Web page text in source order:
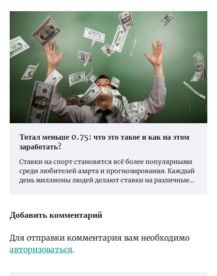
Тотал меньше 0.75: что это такое и как на этом
заработать?
Ставки на спорт становятся всё более популярными
среди любителей азарта и прогнозирования. Каждый
день миллионы людей делают ставки на различные…
Добавить комментарий
Для отправки комментария вам необходимо
авторизоваться.